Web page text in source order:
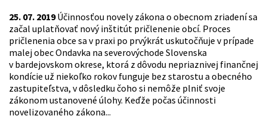
25. 07. 2019Účinnosťou novely zákona o obecnom zriadení sa
začal uplatňovať nový inštitút pričlenenie obcí. Proces
pričlenenia obce sa v praxi po prvýkrát uskutočňuje v prípade
malej obec Ondavka na severovýchode Slovenska
v bardejovskom okrese, ktorá z dôvodu nepriaznivej finančnej
kondície už niekoľko rokov funguje bez starostu a obecného
zastupiteľstva, v dôsledku čoho si nemôže plniť svoje
zákonom ustanovené úlohy. Keďže počas účinnosti
novelizovaného zákona...